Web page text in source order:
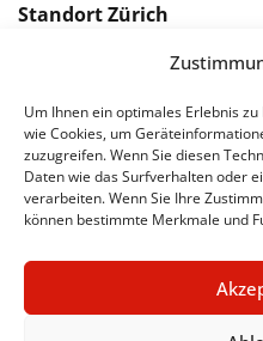
Um Ihnen ein optimales Erlebnis
wie Cookies, um
zuzugreifen. Wenn Sie diesen
Daten wie das Surfverhalten oder
verarbeiten. Wenn Sie Ihre
können bestimmte Merkmale und
Standort Zürich
Tel.: 043 288 38 88
Kontakt Zürich
Bewerbung Zürich